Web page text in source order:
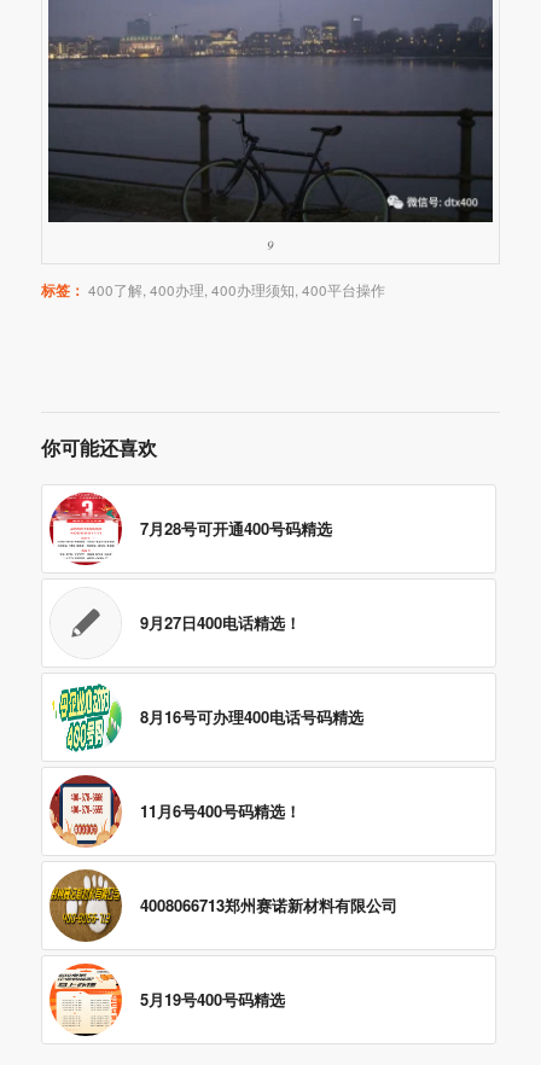
9
标签： 400了解, 400办理 400办理须知 400平台操作
你可能还喜欢
7月28号可开通400号码精选
9月27日400电话精选！
8月16号可办理400电话号码精选
11月6号400号码精选！
4008066713郑州赛诺新材料有限公司
5月19号400号码精选